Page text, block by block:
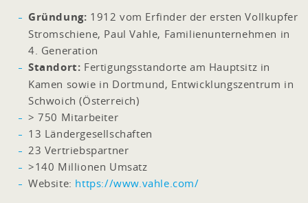
Gründung: 1912 vom Erfinder der ersten Vollkupfer
Stromschiene, Paul Vahle, Familienunternehmen in
4. Generation
Standort: Fertigungsstandorte am Hauptsitz in
Kamen sowie in Dortmund, Entwicklungszentrum in
Schwoich (Österreich)
> 750 Mitarbeiter
13 Ländergesellschaften
23 Vertriebspartner
>140 Millionen Umsatz
Website: https://www.vahle.com/